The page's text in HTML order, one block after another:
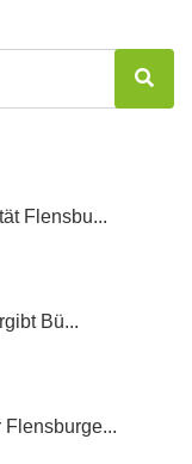
Flensbu...
Bü...
Flensburge...